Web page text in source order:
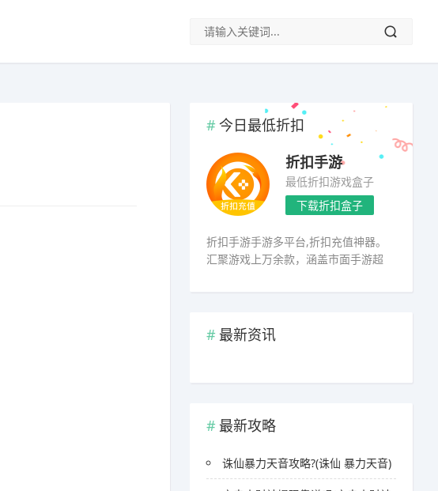
今日最低折扣
折扣手游
最低折扣游戏盒子
下载折扣盒子
折扣手游手游多平台,折扣充值神器。
汇聚游戏上万余款，涵盖市面手游超
最新资讯
最新攻略
诛仙暴力天音攻略?(诛仙 暴力天音)